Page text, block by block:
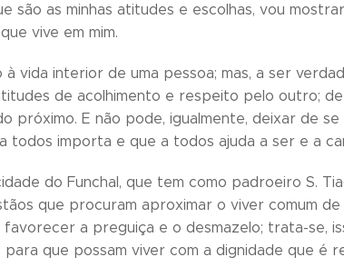
são as minhas atitudes e escolhas, vou
vive em mim.
vida interior de uma pessoa; mas, a ser
de acolhimento e respeito pelo outro;
próximo. E não pode, igualmente, deixar de
todos importa e que a todos ajuda a ser e a
do Funchal, que tem como padroeiro S.
que procuram aproximar o viver comum
a preguiça e o desmazelo; trata-se,
para que possam viver com a dignidade que é